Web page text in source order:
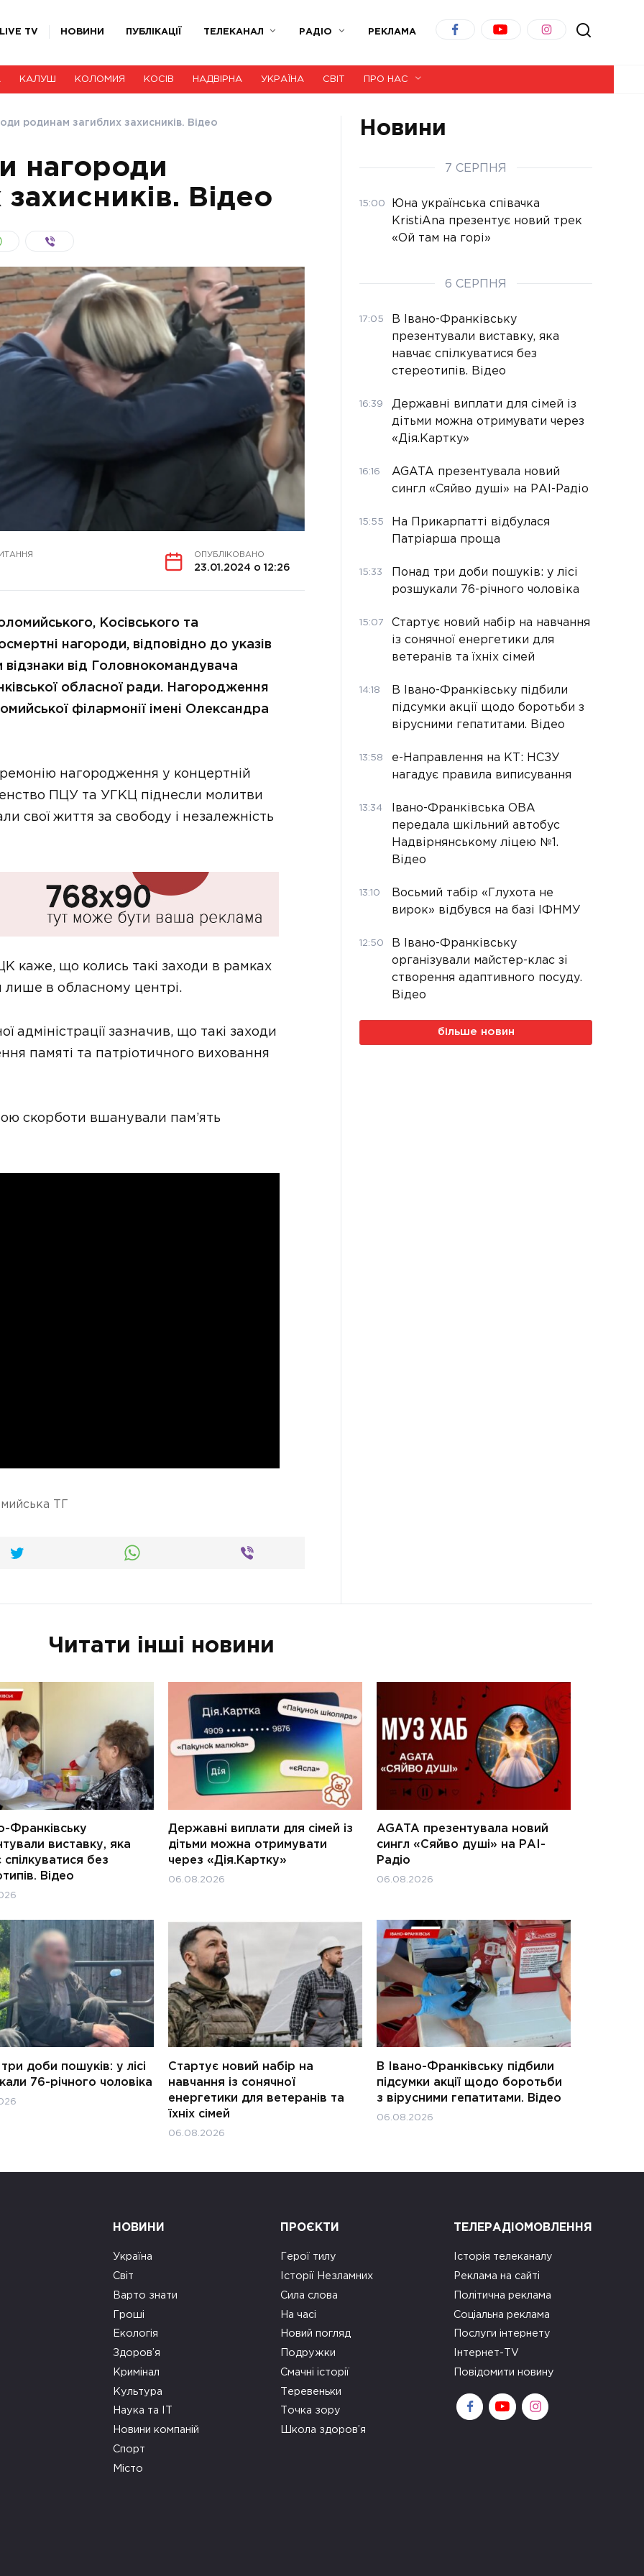
TV НОВИНИ ПУБЛІКАЦІЇ ТЕЛЕКАНАЛ РАДІО РЕКЛАМА
КАЛУШ КОЛОМИЯ КОСІВ НАДВІРНА УКРАЇНА СВІТ ПРО НАС
родинам загиблих захисників. Відео
нагороди
Відео
ОПУБЛІКОВАНО
23.01.2024 о 12:26
Косівського та
нагороди, відповідно до указів
від Головнокомандувача
обласної ради. Нагородження
філармонії імені Олександра
нагородження у концертній
ПЦУ та УГКЦ піднесли молитви
свої життя за свободу і незалежність
каже, що колись такі заходи в рамках
лише в обласному центрі.
адміністрації зазначив, що такі заходи
памяті та патріотичного виховання
скорботи вшанували пам’ять
ТГ
Новини
7 СЕРПНЯ
15:00
Юна українська співачка
KristiAna презентує новий трек
«Ой там на горі»
6 СЕРПНЯ
17:05
В Івано-Франківську
презентували виставку, яка
навчає спілкуватися без
стереотипів. Відео
16:39
Державні виплати для сімей із
дітьми можна отримувати через
«Дія.Картку»
16:16
AGATA презентувала новий
сингл «Сяйво душі» на РАІ-Радіо
15:55
На Прикарпатті відбулася
Патріарша проща
15:33
Понад три доби пошуків: у лісі
розшукали 76-річного чоловіка
15:07
Стартує новий набір на навчання
із сонячної енергетики для
ветеранів та їхніх сімей
14:18
В Івано-Франківську підбили
підсумки акції щодо боротьби з
вірусними гепатитами. Відео
13:58
е-Направлення на КТ: НСЗУ
нагадує правила виписування
13:34
Івано-Франківська ОВА
передала шкільний автобус
Надвірнянському ліцею №1.
Відео
13:10
Восьмий табір «Глухота не
вирок» відбувся на базі ІФНМУ
12:50
В Івано-Франківську
організували майстер-клас зі
створення адаптивного посуду.
Відео
більше новин
Читати інші новини
Франківську
виставку, яка
спілкуватися без
Відео
Державні виплати для сімей із
дітьми можна отримувати
через «Дія.Картку»
06.08.2026
AGATA презентувала новий
сингл «Сяйво душі» на РАІ-
Радіо
06.08.2026
доби пошуків: у лісі
76-річного чоловіка
Стартує новий набір на
навчання із сонячної
енергетики для ветеранів та
їхніх сімей
06.08.2026
В Івано-Франківську підбили
підсумки акції щодо боротьби
з вірусними гепатитами. Відео
06.08.2026
НОВИНИ
Україна
Світ
Варто знати
Гроші
Екологія
Здоров’я
Кримінал
Культура
Наука та ІТ
Новини компаній
Спорт
Місто
ПРОЄКТИ
Герої тилу
Історії Незламних
Сила слова
На часі
Новий погляд
Подружки
Смачні історії
Теревеньки
Точка зору
Школа здоров’я
ТЕЛЕРАДІОМОВЛЕННЯ
Історія телеканалу
Реклама на сайті
Політична реклама
Соціальна реклама
Послуги інтернету
Інтернет-TV
Повідомити новину